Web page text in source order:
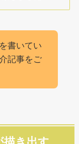
書いてい
記事をご